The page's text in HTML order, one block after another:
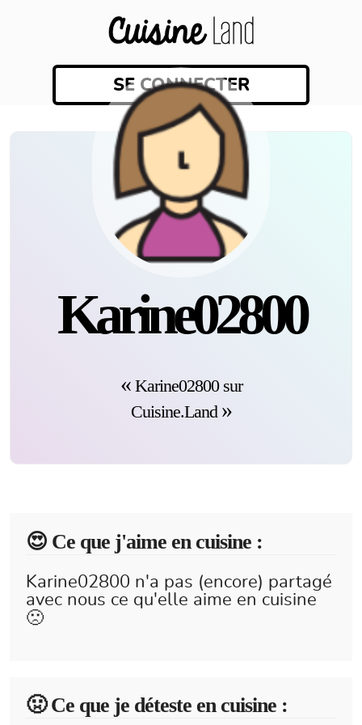
SE CONNECTER
Karine02800
Karine02800 sur
Cuisine.Land
😍️ Ce que j'aime en cuisine :
Karine02800 n'a pas (encore) partagé
avec nous ce qu'elle aime en cuisine
🙁
🤢 Ce que je déteste en cuisine :